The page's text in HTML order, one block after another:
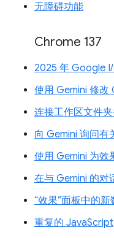
无障碍功能
Chrome 137
2025 年 Google
使用 Gemini 修改
连接工作区文件
向 Gemini 询问有
使用 Gemini 为效
在与 Gemini 的对
“效果”面板中的
重复的 JavaScript